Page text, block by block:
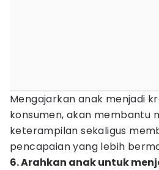
Mengajarkan anak menjadi
konsumen, akan membantu
keterampilan sekaligus
pencapaian yang lebih
6. Arahkan anak untuk